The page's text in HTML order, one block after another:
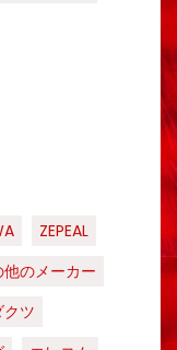
ZEPEAL
他のメーカー
ツ